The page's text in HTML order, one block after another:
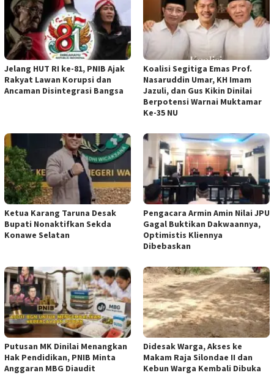
Jelang HUT RI ke-81, PNIB Ajak
Rakyat Lawan Korupsi dan
Ancaman Disintegrasi Bangsa
Koalisi Segitiga Emas Prof.
Nasaruddin Umar, KH Imam
Jazuli, dan Gus Kikin Dinilai
Berpotensi Warnai Muktamar
Ke-35 NU
Ketua ‎Karang Taruna Desak
Bupati Nonaktifkan Sekda
Konawe Selatan
‎Pengacara Armin Amin Nilai JPU
Gagal Buktikan Dakwaannya,
Optimistis Kliennya
Dibebaskan
Putusan MK Dinilai Menangkan
Hak Pendidikan, PNIB Minta
Anggaran MBG Diaudit
Didesak Warga, Akses ke
Makam Raja Silondae II dan
Kebun Warga Kembali Dibuka